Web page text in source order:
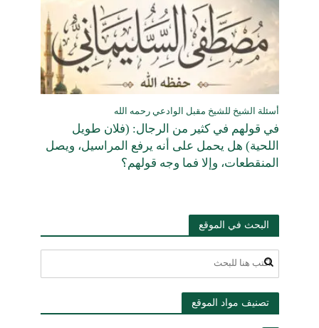
أسئلة الشيخ للشيخ مقبل الوادعي رحمه الله
في قولهم في كثير من الرجال: (فلان طويل
اللحية) هل يحمل على أنه يرفع المراسيل، ويصل
المنقطعات، وإلا فما وجه قولهم؟
البحث في الموقع
تصنيف مواد الموقع